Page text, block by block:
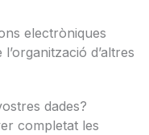
electròniques
d’altres
dades?
completat les